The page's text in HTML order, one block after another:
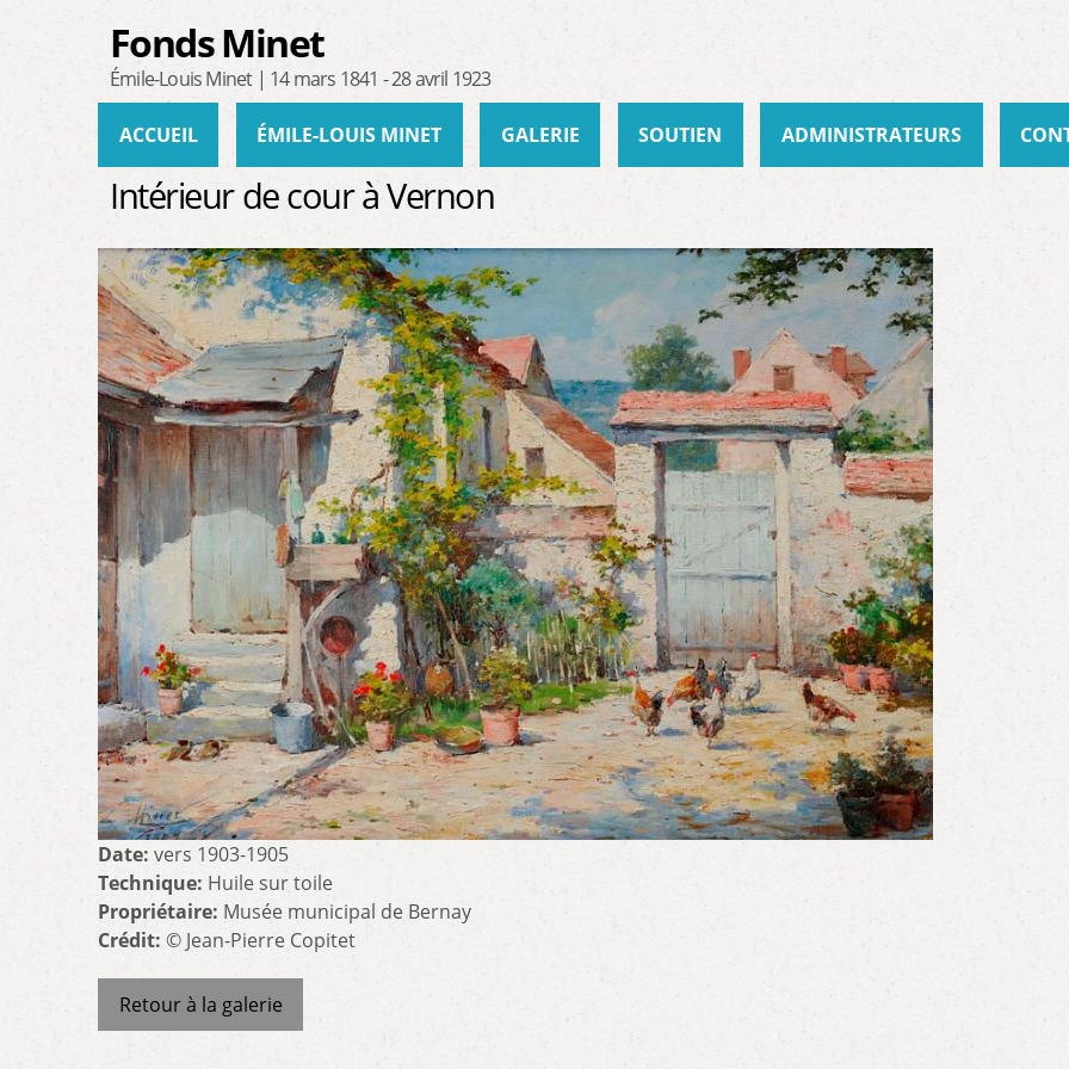
Fonds Minet
Émile-Louis Minet | 14 mars 1841 - 28 avril 1923
ACCUEIL ÉMILE-LOUIS MINET GALERIE SOUTIEN ADMINISTRATEURS
Intérieur de cour à Vernon
Date: vers 1903-1905
Technique: Huile sur toile
Propriétaire: Musée municipal de Bernay
Crédit: © Jean-Pierre Copitet
Retour à la galerie